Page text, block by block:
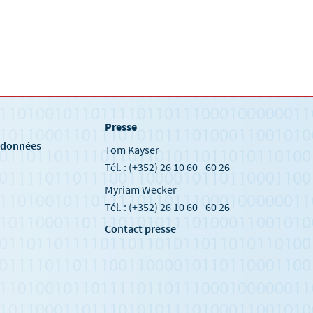
Presse
Tom Kayser
Tél. : (+352) 26 10 60 - 60 26
Myriam Wecker
Tél. : (+352) 26 10 60 - 60 26
Contact presse